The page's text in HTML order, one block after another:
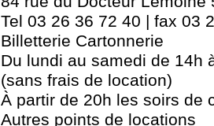
Tel 03 26 36 72 40 | fax 03
Billetterie Cartonnerie
Du lundi au samedi de 14h
(sans frais de location)
À partir de 20h les soirs de
Autres points de locations